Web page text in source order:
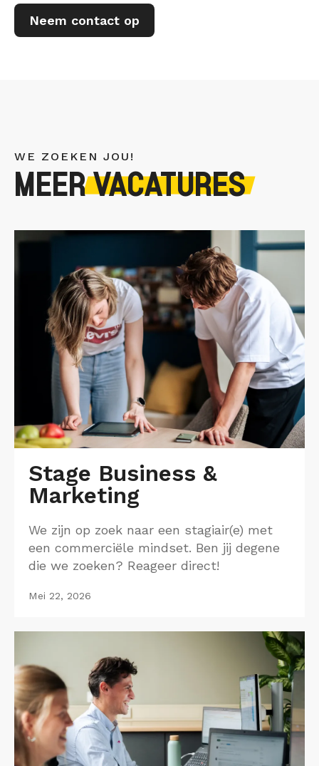
Neem contact op
WE ZOEKEN JOU!
MEERVACATURES
Stage Business &
Marketing
We zijn op zoek naar een stagiair(e) met
een commerciële mindset. Ben jij degene
die we zoeken? Reageer direct!
Mei 22, 2026